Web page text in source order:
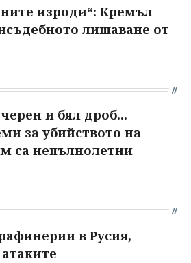
изроди“: Кремъл
лишаване от
и бял дроб...
за убийството на
са непълнолетни
в Русия,